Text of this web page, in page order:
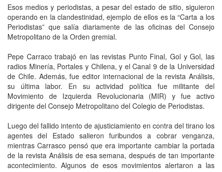
Esos medios y periodistas, a pesar del estado de sitio, siguieron
operando en la clandestinidad, ejemplo de ellos es la “Carta a los
Periodistas” que salía diariamente de las oficinas del Consejo
Metropolitano de la Orden gremial.
Pepe Carraco trabajó en las revistas Punto Final, Gol y Gol, las
radios Minería, Portales y Chilena, y el Canal 9 de la Universidad
de Chile. Además, fue editor internacional de la revista Análisis,
su última labor. En su actividad política fue militante del
Movimiento de Izquierda Revolucionaria (MIR) y fue activo
dirigente del Consejo Metropolitano del Colegio de Periodistas.
Luego del fallido intento de ajusticiamiento en contra del tirano los
agentes del Estado salieron furibundos a cobrar venganza,
mientras Carrasco pensó que era importante cambiar la portada
de la revista Análisis de esa semana, después de tan importante
acontecimiento. Algunos de esos movimientos alertaron a las